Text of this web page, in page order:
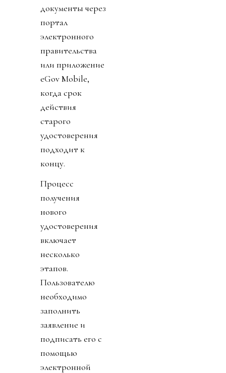
документы через
портал
электронного
правительства
или приложение
eGov Mobile,
когда срок
действия
старого
удостоверения
подходит к
концу.
Процесс
получения
нового
удостоверения
включает
несколько
этапов.
Пользователю
необходимо
заполнить
заявление и
подписать его с
помощью
электронной